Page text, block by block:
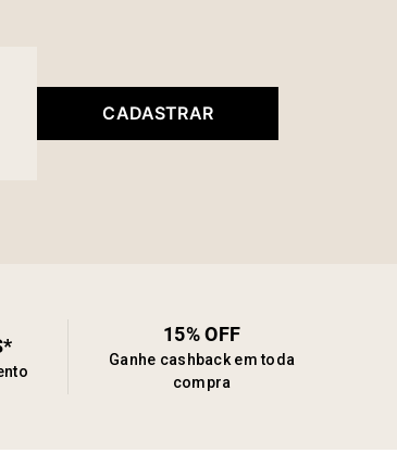
CADASTRAR
15% OFF
Ganhe cashback em toda
compra